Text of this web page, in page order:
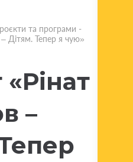
та програми -
Дітям. Тепер я чую»
–